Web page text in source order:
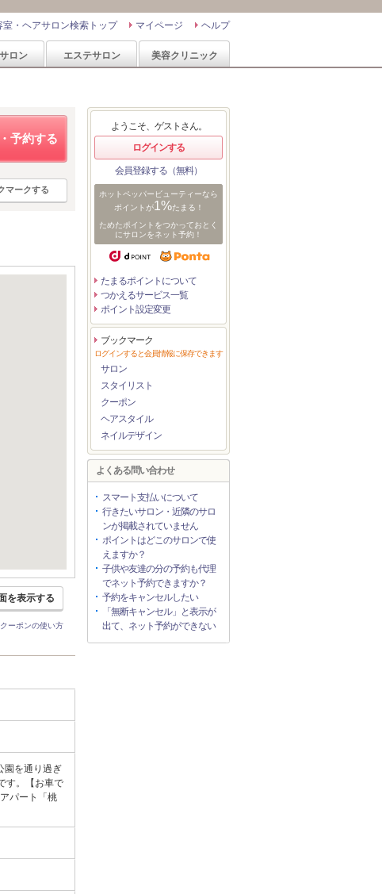
ヘルプ
マイページ
室・ヘアサロン検索トップ
ロン エステサロン 美容クリニック
予約する
マークする
を表示する
クーポンの使い方
園を通り過ぎ
す。【お車で
パート「桃
ようこそ、ゲストさん。
ログインする
会員登録する（無料）
ホットペッパービューティーなら
ポイントが1%たまる！
ためたポイントをつかっておとく
にサロンをネット予約！
たまるポイントについて
つかえるサービス一覧
ポイント設定変更
ブックマーク
ログインすると会員情報に保存できます
サロン
スタイリスト
クーポン
ヘアスタイル
ネイルデザイン
よくある問い合わせ
スマート支払いについて
行きたいサロン・近隣のサロ
ンが掲載されていません
ポイントはどこのサロンで使
えますか？
子供や友達の分の予約も代理
でネット予約できますか？
予約をキャンセルしたい
「無断キャンセル」と表示が
出て、ネット予約ができない